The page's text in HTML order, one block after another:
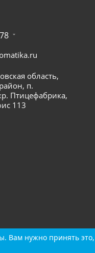
область,
п.
Птицефабрика,
113
Вам нужно принять это,